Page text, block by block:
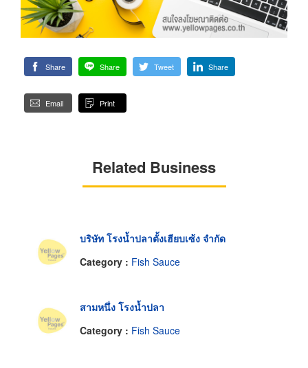
Share Share Tweet Share
Email Print
Related Business
บริษัท โรงน้ำปลาตั้งเฮียบเซ้ง จำกัด
Category : Fish Sauce
สามหนึ่ง โรงน้ำปลา
Category : Fish Sauce